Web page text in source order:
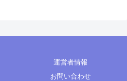
運営者情報
お問い合わせ